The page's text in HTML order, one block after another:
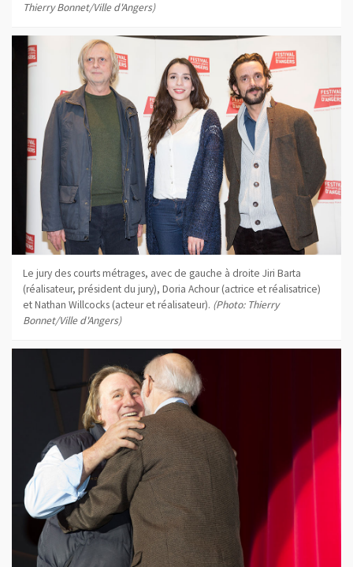
Thierry Bonnet/Ville d'Angers)
Le jury des courts métrages, avec de gauche à droite Jiri Barta
(réalisateur, président du jury), Doria Achour (actrice et réalisatrice)
et Nathan Willcocks (acteur et réalisateur). (Photo: Thierry
Bonnet/Ville d'Angers)